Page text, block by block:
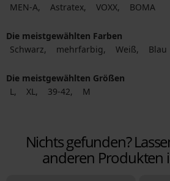
MEN-A
Astratex VOXX BOMA
Die meistgewählten Farben
Schwarz
mehrfarbig Weiß Blau
Die meistgewählten Größen
L
XL 39-42 M
Nichts gefunden?
anderen Produkten